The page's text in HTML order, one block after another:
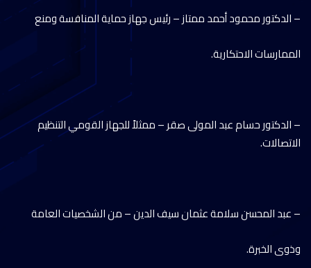
– الدكتور محمود أحمد ممتاز – رئيس جهاز حماية المنافسة ومنع
الممارسات الاحتكارية.
– الدكتور حسام عبد المولى صقر – ممثلاً للجهاز القومي التنظيم
الاتصالات.
– عبد المحسن سلامة عثمان سيف الدين – من الشخصيات العامة
وذوى الخبرة.